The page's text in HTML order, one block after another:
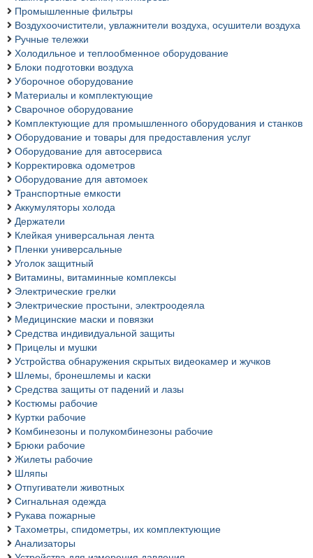
Промышленные фильтры
Воздухоочистители, увлажнители воздуха, осушители воздуха
Ручные тележки
Холодильное и теплообменное оборудование
Блоки подготовки воздуха
Уборочное оборудование
Материалы и комплектующие
Сварочное оборудование
Комплектующие для промышленного оборудования и станков
Оборудование и товары для предоставления услуг
Оборудование для автосервиса
Корректировка одометров
Оборудование для автомоек
Транспортные емкости
Аккумуляторы холода
Держатели
Клейкая универсальная лента
Пленки универсальные
Уголок защитный
Витамины, витаминные комплексы
Электрические грелки
Электрические простыни, электроодеяла
Медицинские маски и повязки
Средства индивидуальной защиты
Прицелы и мушки
Устройства обнаружения скрытых видеокамер и жучков
Шлемы, бронешлемы и каски
Средства защиты от падений и лазы
Костюмы рабочие
Куртки рабочие
Комбинезоны и полукомбинезоны рабочие
Брюки рабочие
Жилеты рабочие
Шляпы
Отпугиватели животных
Сигнальная одежда
Рукава пожарные
Тахометры, спидометры, их комплектующие
Анализаторы